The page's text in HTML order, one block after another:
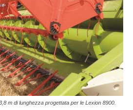
m di lunghezza progettata per le Lexion 8900.